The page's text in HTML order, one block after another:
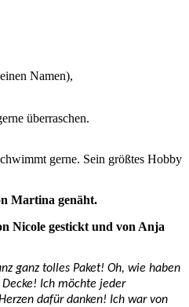
Namen),
überraschen.
gerne. Sein größtes Hobby
Martina genäht.
Nicole gestickt und von Anja
ganz tolles Paket! Oh, wie haben
Ich möchte jeder
dafür danken! Ich war von